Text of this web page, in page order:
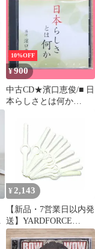
【TPS104/498800849673
4】Q70841
10%OFF
¥900
中古CD★濱口恵俊/■ 日
本らしさとは何か
0101P】G02967
¥ 2,143
【新品・7営業日以内発
送】YARDFORCE
2900000896796 コード
レス24V草刈機ナイロ